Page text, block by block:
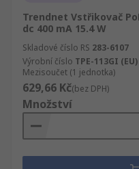
Trendnet Vstřikovač
dc 400 mA 15.4 W
Skladové číslo RS 283-6107
Výrobní číslo TPE-113GI (EU)
Mezisoučet (1 jednotka)
629,66 Kč(bez DPH)
Množství